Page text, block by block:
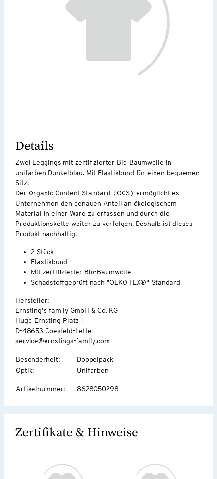
Details
Zwei Leggings mit zertifizierter Bio-Baumwolle in
unifarben Dunkelblau. Mit Elastikbund für einen bequemen
Sitz.
Der Organic Content Standard (OCS) ermöglicht es
Unternehmen den genauen Anteil an ökologischem
Material in einer Ware zu erfassen und durch die
Produktionskette weiter zu verfolgen. Deshalb ist dieses
Produkt nachhaltig.
2 Stück
Elastikbund
Mit zertifizierter Bio-Baumwolle
Schadstoffgeprüft nach "OEKO-TEX®"-Standard
Hersteller:
Ernsting's family GmbH & Co. KG
Hugo-Ernsting-Platz 1
D-48653 Coesfeld-Lette
service@ernstings-family.com
Besonderheit:
Doppelpack
Optik: Unifarben
Artikelnummer: 8628050298
Zertifikate & Hinweise